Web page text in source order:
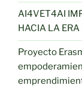
AI4VET4AI
HACIA LA
Proyecto